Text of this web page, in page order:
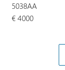
5038AA
€ 4000